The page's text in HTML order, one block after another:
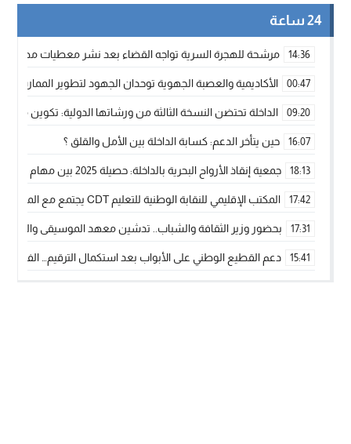
24 ساعة
14:36 مرشحة للهجرة السرية تواجه القضاء بعد نشر معطيات مضللة
00:47 الأكاديمية والعصبة الجهوية توحدان الجهود لتطوير الممارسة
09:20 الداخلة تحتضن النسخة الثالثة من ورشاتها الدولية: تكوين
16:07 حين يتأخر الدعم: كسابة الداخلة بين الأمل والقلق ؟
18:13 جمعية إنقاذ الأرواح البحرية بالداخلة: حصيلة 2025 بين مهام الإنقاذ ومشروع “دار البحار”
17:42 المكتب الإقليمي للنقابة الوطنية للتعليم CDT يجتمع مع المدير الإقليمي لمناقشة ملفات جوهرية لنساء ورجال التعليم
17:31 بحضور وزير الثقافة والشباب.. تدشين معهد الموسيقى والفنون
15:41 دعم القطيع الوطني على الأبواب بعد استكمال الترقيم…